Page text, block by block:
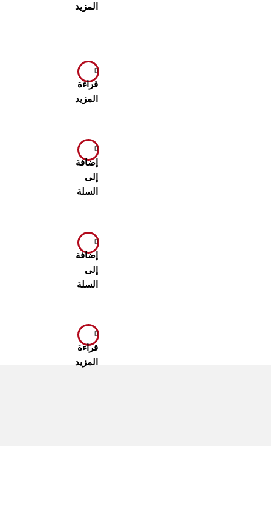
المزيد
قراءة
المزيد
إضافة
إلى
السلة
إضافة
إلى
السلة
قراءة
المزيد